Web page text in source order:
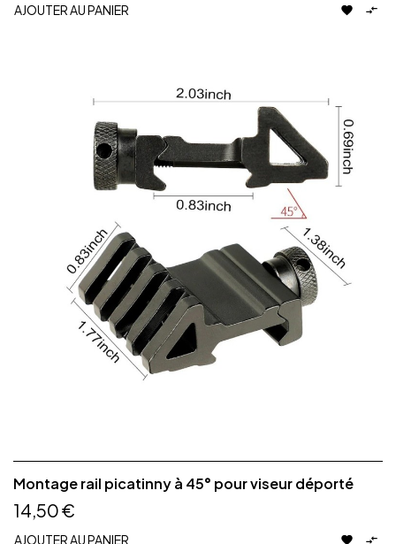
AJOUTER AU PANIER  
Montage rail picatinny à 45° pour viseur déporté
14,50 €
AJOUTER AU PANIER  